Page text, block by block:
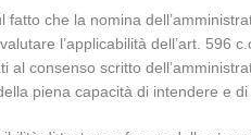
fatto che la nomina
l’applicabilità dell’art. 596
al consenso scritto
piena capacità di intendere e di